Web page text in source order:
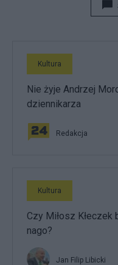
Kultura
Nie żyje Andrzej
dziennikarza
Redakcja
Kultura
Czy Miłosz Kłeczek
nago?
Jan Filip Libicki